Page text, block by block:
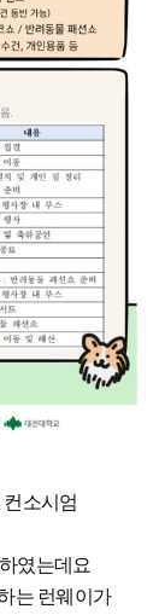
소시엄
였는데요
는 런웨이가